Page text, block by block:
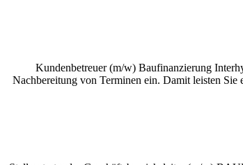
Kundenbetreuer (m/w) Baufinanzierung
Nachbereitung von Terminen ein. Damit leisten